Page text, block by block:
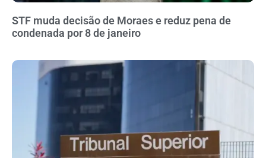
STF muda decisão de Moraes e reduz pena de
condenada por 8 de janeiro